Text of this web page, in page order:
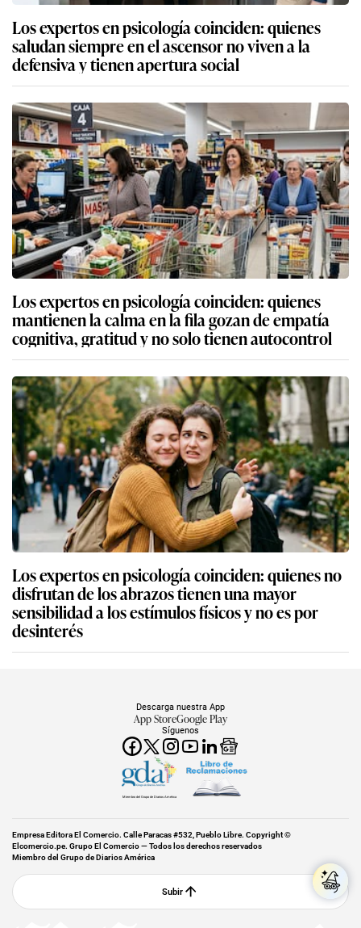
Los expertos en psicología coinciden: quienes
saludan siempre en el ascensor no viven a la
defensiva y tienen apertura social
Los expertos en psicología coinciden: quienes
mantienen la calma en la fila gozan de empatía
cognitiva, gratitud y no solo tienen autocontrol
Los expertos en psicología coinciden: quienes no
disfrutan de los abrazos tienen una mayor
sensibilidad a los estímulos físicos y no es por
desinterés
Síguenos
Descarga nuestra App
App StoreGoogle Play
Miembro del Grupo de Diarios América
Empresa Editora El Comercio. Calle Paracas #532, Pueblo Libre. Copyright ©
Elcomercio.pe. Grupo El Comercio — Todos los derechos reservados
Miembro del Grupo de Diarios América
Subir